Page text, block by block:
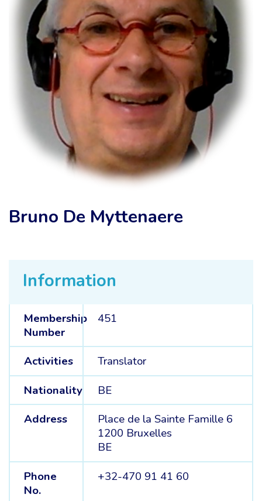
Information
Membership
Number
451
Activities
Translator
Nationality
BE
Address
Place de la Sainte Famille 6
1200 Bruxelles
BE
Phone
No.
+32-470 91 41 60
Bruno De Myttenaere